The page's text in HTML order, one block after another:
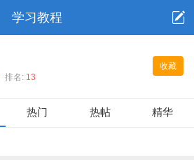
学习教程
收藏
排名: 13
热门 热帖 精华